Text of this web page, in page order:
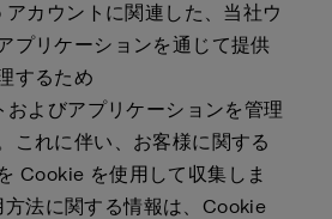
カウントに関連した、当社ウ
プリケーションを通じて提供
するため
およびアプリケーションを管理
これに伴い、お客様に関する
Cookie を使用して収集しま
法に関する情報は、Cookie